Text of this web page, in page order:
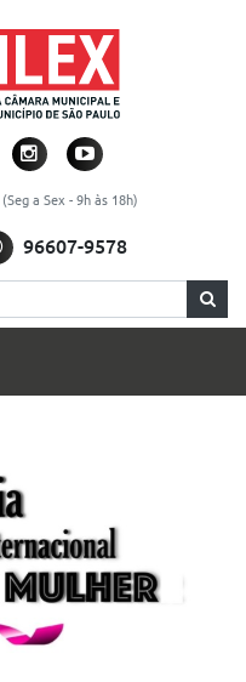
(Seg a Sex - 9h às 18h)
96607-9578